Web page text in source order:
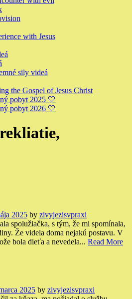
with Jesus
sily videá
the Gospel of Jesus Christ
pobyt 2025 🤍
pobyt 2026 🤍
2025 by zivyjezisvpraxi
spolužiačka, s tým, že mi spomínala,
Že videla doma nejakú postavu. V
bola dieťa a nevedela... Read More
2025 by zivyjezisvpraxi